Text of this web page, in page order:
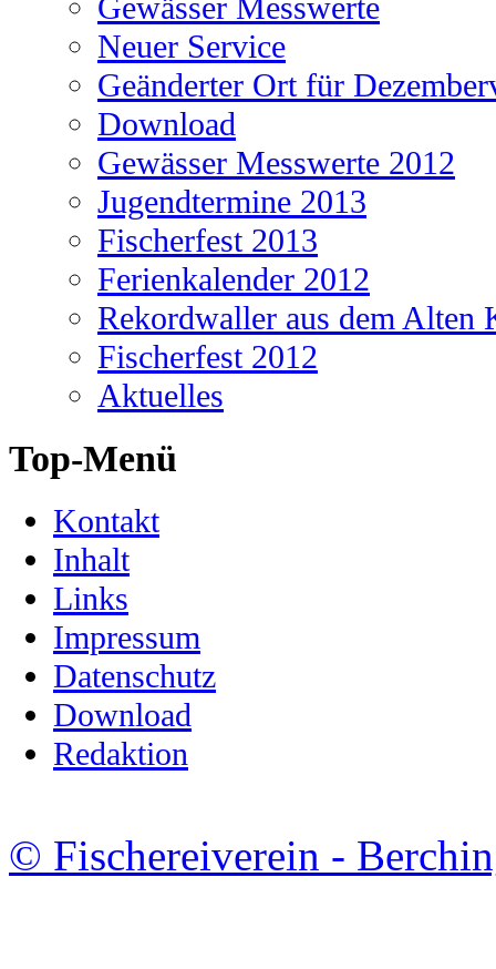
Neuer Service
Geänderter Ort für
Download
Gewässer Messwerte 2012
Jugendtermine 2013
Fischerfest 2013
Ferienkalender 2012
Rekordwaller aus dem Alten
Fischerfest 2012
Aktuelles
Top-Menü
Kontakt
Inhalt
Links
Impressum
Datenschutz
Download
Redaktion
© Fischereiverein -